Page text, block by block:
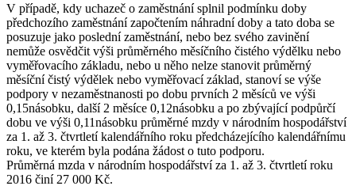
V případě, kdy uchazeč o zaměstnání splnil podmínku doby
předchozího zaměstnání započtením náhradní doby a tato doba se
posuzuje jako poslední zaměstnání, nebo bez svého zavinění
nemůže osvědčit výši průměrného měsíčního čistého výdělku nebo
vyměřovacího základu, nebo u něho nelze stanovit průměrný
měsíční čistý výdělek nebo vyměřovací základ, stanoví se výše
podpory v nezaměstnanosti po dobu prvních 2 měsíců ve výši
0,15násobku, další 2 měsíce 0,12násobku a po zbývající podpůrčí
dobu ve výši 0,11násobku průměrné mzdy v národním hospodářství
za 1. až 3. čtvrtletí kalendářního roku předcházejícího kalendářnímu
roku, ve kterém byla podána žádost o tuto podporu.
Průměrná mzda v národním hospodářství za 1. až 3. čtvrtletí roku
2016 činí 27 000 Kč.